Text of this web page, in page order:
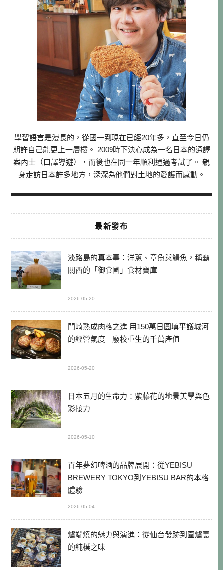
學習語言是漫長的，從國一到現在已經20年多，直至今日仍
期許自己能更上一層樓。 2009時下決心成為一名日本的通譯
案內士（口譯導遊），而後也在同一年順利通過考試了。 親
身走訪日本許多地方，深深為他們對土地的愛護而感動。
最新發布
淡路島的真本事：洋蔥、章魚與鱧魚，稱霸
關西的「御食國」食材寶庫
2026-05-20
門崎熟成肉格之進 用150萬日圓填平護城河
的經營氣度｜廢校重生的千萬產值
2026-05-20
日本五月的生命力：紫藤花的地景美學與色
彩接力
2026-05-10
百年夢幻啤酒的品牌展開：從YEBISU
BREWERY TOKYO到YEBISU BAR的本格
體驗
2026-05-04
爐端燒的魅力與演進：從仙台發跡到圍爐裏
的純樸之味